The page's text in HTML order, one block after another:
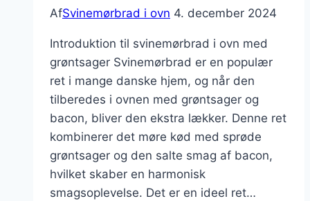
AfSvinemørbrad i ovn 4. december 2024
Introduktion til svinemørbrad i ovn med
grøntsager Svinemørbrad er en populær
ret i mange danske hjem, og når den
tilberedes i ovnen med grøntsager og
bacon, bliver den ekstra lækker. Denne ret
kombinerer det møre kød med sprøde
grøntsager og den salte smag af bacon,
hvilket skaber en harmonisk
smagsoplevelse. Det er en ideel ret…